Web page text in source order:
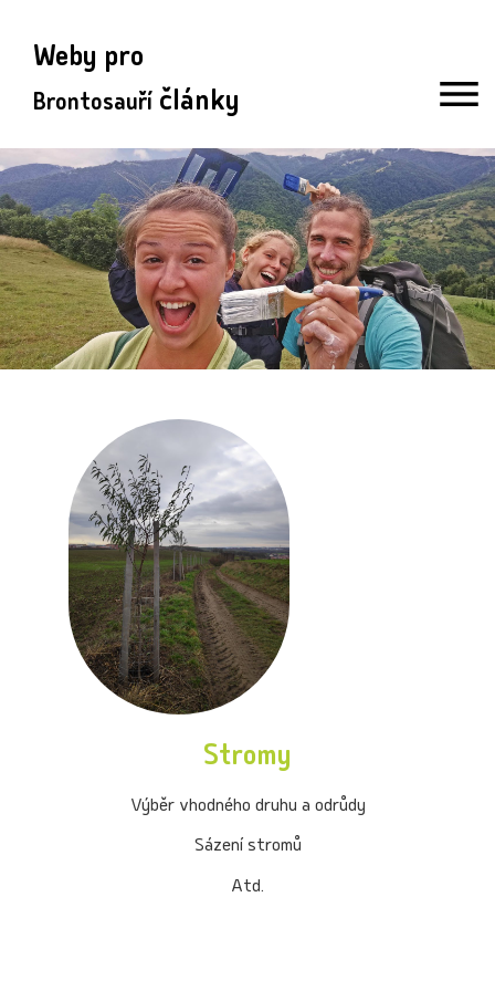
Weby pro
Brontosauří články
Stromy
Výběr vhodného druhu a odrůdy
Sázení stromů
Atd.